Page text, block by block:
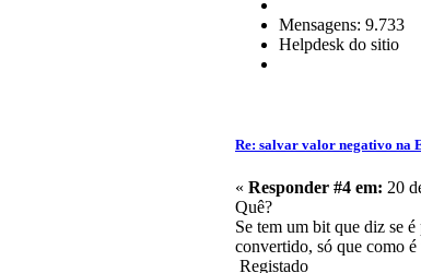
Mensagens: 9.733
Helpdesk do sitio
Re: salvar valor negativo na
« Responder #4 em: 20
Quê?
Se tem um bit que diz se
convertido, só que como
Registado